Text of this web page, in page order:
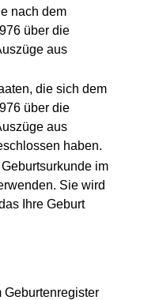
nach dem
über die
aus
die sich dem
über die
aus
haben.
im
Sie wird
Ihre Geburt
Geburtenregister